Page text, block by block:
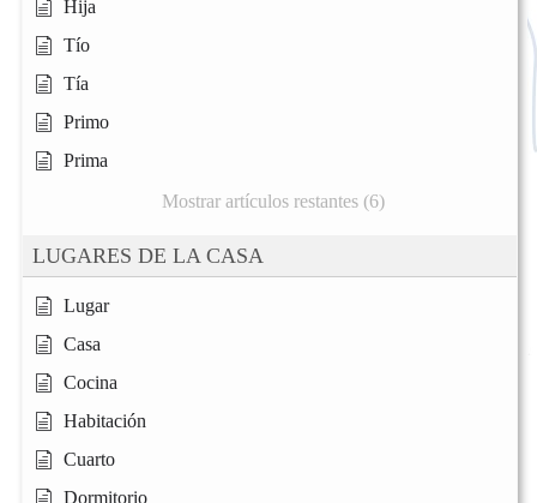
Hija
Tío
Tía
Primo
Prima
Mostrar artículos restantes (6)
LUGARES DE LA CASA
Lugar
Casa
Cocina
Habitación
Cuarto
Dormitorio